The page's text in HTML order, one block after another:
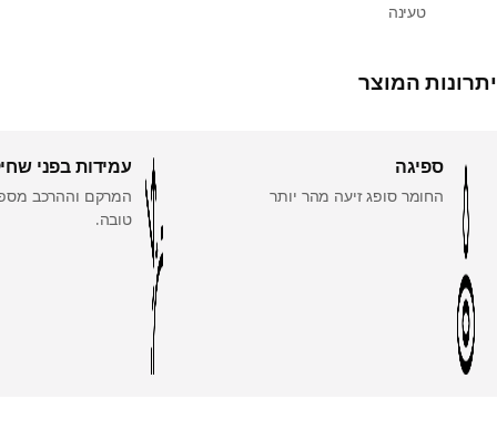
טעינה
יתרונות המוצר
ספיגה
החומר סופג זיעה מהר יותר
עמידות בפני
המרקם וההרכב
טובה.